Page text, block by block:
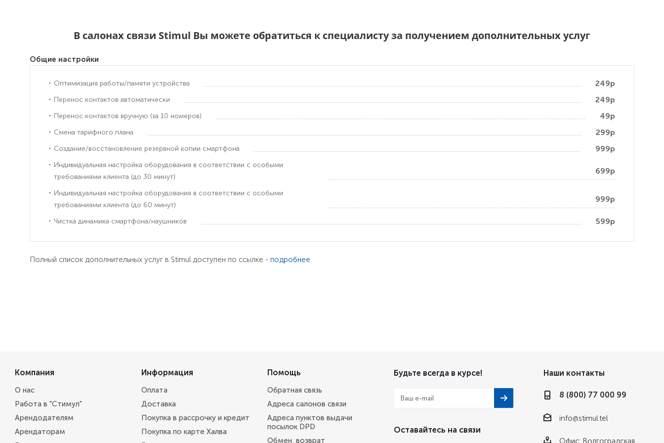
В салонах связи Stimul Вы можете обратиться к специалисту за получением дополнительных услуг
Общие настройки
Оптимизация работы/памяти устройства 249р
Перенос контактов автоматически 249р
Перенос контактов вручную (за 10 номеров) 49р
Смена тарифного плана 299р
Создание/восстановление резервной копии смартфона 999р
Индивидуальная настройка оборудования в соответствии с особыми
требованиями клиента (до 30 минут)
699р
Индивидуальная настройка оборудования в соответствии с особыми
требованиями клиента (до 60 минут)
999р
Чистка динамика смартфона/наушников 599р
Полный список дополнительных услуг в Stimul доступен по ссылке - подробнее
Компания
О нас
Работа в "Стимул"
Арендодателям
Арендаторам
Информация
Оплата
Доставка
Покупка в рассрочку и кредит
Покупка по карте Халва
Помощь
Обратная связь
Адреса салонов связи
Адреса пунктов выдачи
посылок DPD
Обмен, возврат
Будьте всегда в курсе!
Оставайтесь на связи
Наши контакты
8 (800) 77 000 99
info@stimul.tel
Офис: Волгоградская